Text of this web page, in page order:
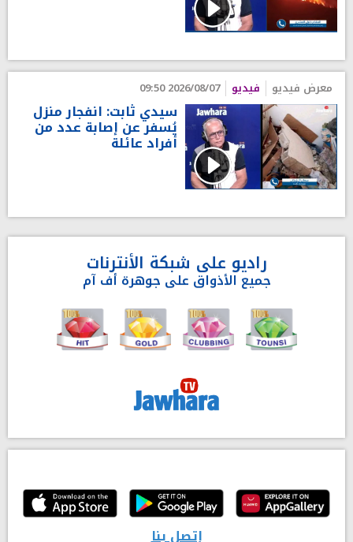
معرض فيديو فيديو 2026/08/07 09:50
سيدي ثابت: انفجار منزل
يُسفر عن إصابة عدد من
أفراد عائلة
راديو على شبكة الأنترنات
جميع الأذواق على جوهرة أف آم
إتصل بنا